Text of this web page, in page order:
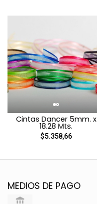
Cintas Dancer 5mm. x
18.28 Mts.
$5.358,66
MEDIOS DE PAGO